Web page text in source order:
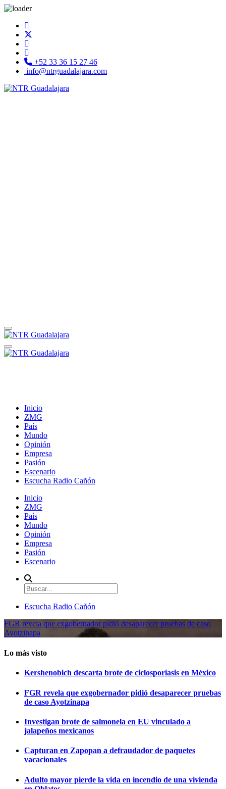
+52 33 36 15 27 46
info@ntrguadalajara.com
Inicio
ZMG
País
Mundo
Opinión
Empresa
Pasión
Escenario
Escucha Radio Cañón
Inicio
ZMG
País
Mundo
Opinión
Empresa
Pasión
Escenario
Escucha Radio Cañón
FGR revela que exgobernador pidió desaparecer pruebas de caso
Ayotzinapa
Lo más visto
Kershenobich descarta brote de ciclosporiasis en México
FGR revela que exgobernador pidió desaparecer pruebas
de caso Ayotzinapa
Investigan brote de salmonela en EU vinculado a
jalapeños mexicanos
Capturan en Zapopan a defraudador de paquetes
vacacionales
Adulto mayor pierde la vida en incendio de una vivienda